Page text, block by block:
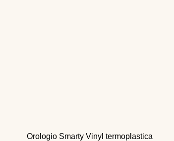
Orologio Smarty Vinyl termoplastica